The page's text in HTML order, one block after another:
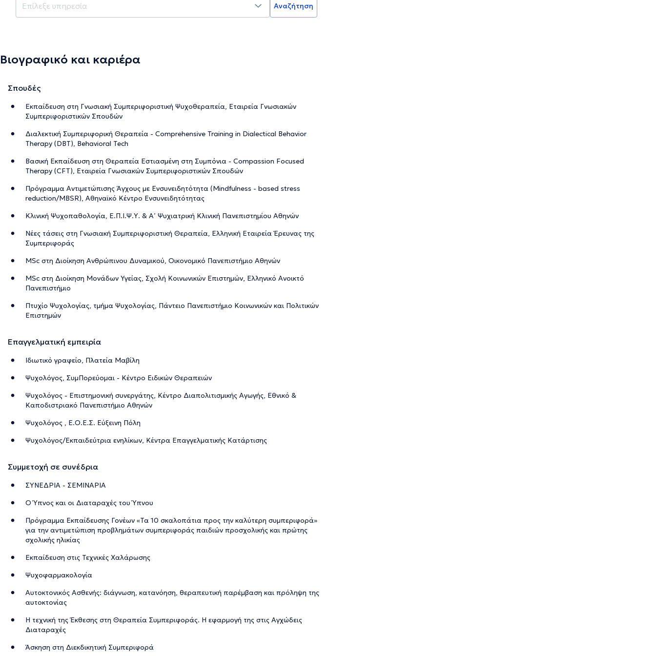
Αναζήτηση
Βιογραφικό και καριέρα
Σπουδές
Εκπαίδευση στη Γνωσιακή Συμπεριφοριστική Ψυχοθεραπεία, Εταιρεία Γνωσιακών
Συμπεριφοριστικών Σπουδών
Διαλεκτική Συμπεριφορική Θεραπεία - Comprehensive Training in Dialectical Behavior
Therapy (DBT), Behavioral Tech
Βασική Εκπαίδευση στη Θεραπεία Εστιασμένη στη Συμπόνια - Compassion Focused
Therapy (CFT), Εταιρεία Γνωσιακών Συμπεριφοριστικών Σπουδών
Πρόγραμμα Αντιμετώπισης Άγχους με Ενσυνειδητότητα (Mindfulness - based stress
reduction/MBSR), Αθηναϊκό Κέντρο Ενσυνειδητότητας
Κλινική Ψυχοπαθολογία, Ε.Π.Ι.Ψ.Υ. & Α’ Ψυχιατρική Κλινική Πανεπιστημίου Αθηνών
Νέες τάσεις στη Γνωσιακή Συμπεριφοριστική Θεραπεία, Ελληνική Εταιρεία Έρευνας της
Συμπεριφοράς
MSc στη Διοίκηση Ανθρώπινου Δυναμικού, Οικονομικό Πανεπιστήμιο Αθηνών
MSc στη Διοίκηση Μονάδων Υγείας, Σχολή Κοινωνικών Επιστημών, Ελληνικό Ανοικτό
Πανεπιστήμιο
Πτυχίο Ψυχολογίας, τμήμα Ψυχολογίας, Πάντειο Πανεπιστήμιο Κοινωνικών και Πολιτικών
Επιστημών
Επαγγελματική εμπειρία
Ιδιωτικό γραφείο, Πλατεία Μαβίλη
Ψυχολόγος, ΣυμΠορεύομαι - Κέντρο Ειδικών Θεραπειών
Ψυχολόγος - Επιστημονική συνεργάτης, Κέντρο Διαπολιτισμικής Αγωγής, Εθνικό &
Καποδιστριακό Πανεπιστήμιο Αθηνών
Ψυχολόγος , Ε.Ο.Ε.Σ. Εύξεινη Πόλη
Ψυχολόγος/Εκπαιδεύτρια ενηλίκων, Κέντρα Επαγγελματικής Κατάρτισης
Συμμετοχή σε συνέδρια
ΣΥΝΕΔΡΙΑ - ΣΕΜΙΝΑΡΙΑ
Ο Ύπνος και οι Διαταραχές του Ύπνου
Πρόγραμμα Εκπαίδευσης Γονέων «Τα 10 σκαλοπάτια προς την καλύτερη συμπεριφορά»
για την αντιμετώπιση προβλημάτων συμπεριφοράς παιδιών προσχολικής και πρώτης
σχολικής ηλικίας
Εκπαίδευση στις Τεχνικές Χαλάρωσης
Ψυχοφαρμακολογία
Αυτοκτονικός Ασθενής: διάγνωση, κατανόηση, θεραπευτική παρέμβαση και πρόληψη της
αυτοκτονίας
Η τεχνική της Έκθεσης στη Θεραπεία Συμπεριφοράς. Η εφαρμογή της στις Αγχώδεις
Διαταραχές
Άσκηση στη Διεκδικητική Συμπεριφορά